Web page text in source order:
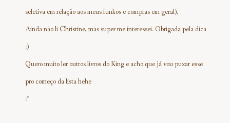
seletiva em relação aos meus funkos e compras em geral).
Ainda não li Christine, mas super me interessei. Obrigada pela dica
:)
Quero muito ler outros livros do King e acho que já vou puxar esse
pro começo da lista hehe
:*